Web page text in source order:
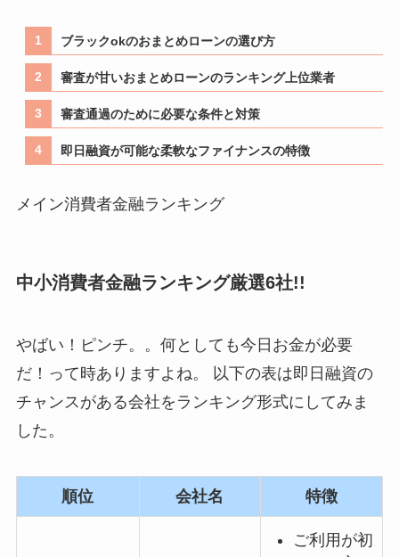
ブラックokのおまとめローンの選び方
審査が甘いおまとめローンのランキング上位業者
審査通過のために必要な条件と対策
即日融資が可能な柔軟なファイナンスの特徴
メイン消費者金融ランキング
中小消費者金融ランキング厳選6社!!
やばい！ピンチ。。何としても今日お金が必要
だ！って時ありますよね。 以下の表は即日融資の
チャンスがある会社をランキング形式にしてみま
した。
順位 会社名 特徴
ご利用が初